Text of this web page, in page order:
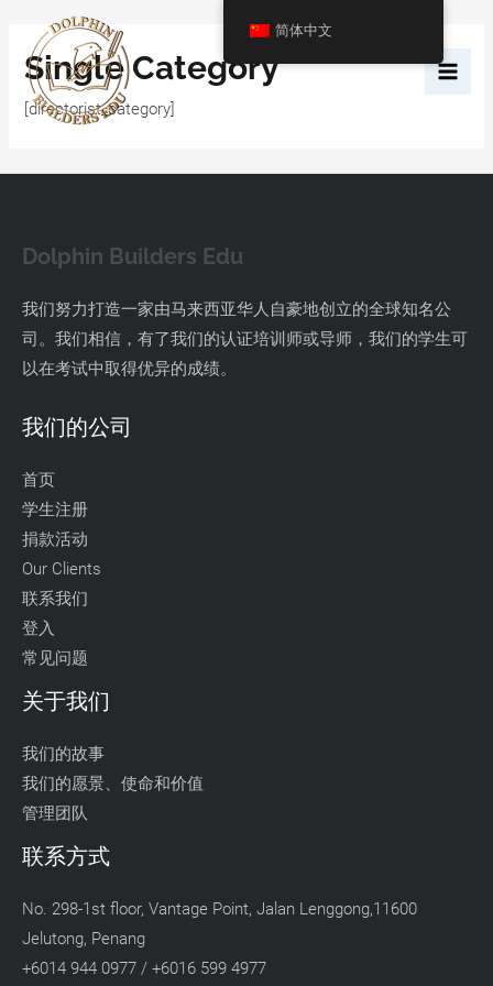
Single Category
[directorist_category]
Dolphin Builders Edu
我们努力打造一家由马来西亚华人自豪地创立的全球知名公
司。我们相信，有了我们的认证培训师或导师，我们的学生可
以在考试中取得优异的成绩。
我们的公司
首页
学生注册
捐款活动
Our Clients
联系我们
登入
常见问题
关于我们
我们的故事
我们的愿景、使命和价值
管理团队
联系方式
No. 298-1st floor, Vantage Point, Jalan Lenggong,11600
Jelutong, Penang
+6014 944 0977 / +6016 599 4977
简体中文